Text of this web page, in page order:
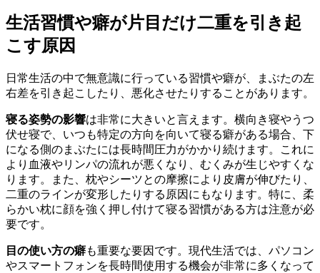
生活習慣や癖が片目だけ二重を引き起
こす原因
日常生活の中で無意識に行っている習慣や癖が、まぶたの左
右差を引き起こしたり、悪化させたりすることがあります。
寝る姿勢の影響は非常に大きいと言えます。横向き寝やうつ
伏せ寝で、いつも特定の方向を向いて寝る癖がある場合、下
になる側のまぶたには長時間圧力がかかり続けます。これに
より血液やリンパの流れが悪くなり、むくみが生じやすくな
ります。また、枕やシーツとの摩擦により皮膚が伸びたり、
二重のラインが変形したりする原因にもなります。特に、柔
らかい枕に顔を強く押し付けて寝る習慣がある方は注意が必
要です。
目の使い方の癖も重要な要因です。現代生活では、パソコン
やスマートフォンを長時間使用する機会が非常に多くなって